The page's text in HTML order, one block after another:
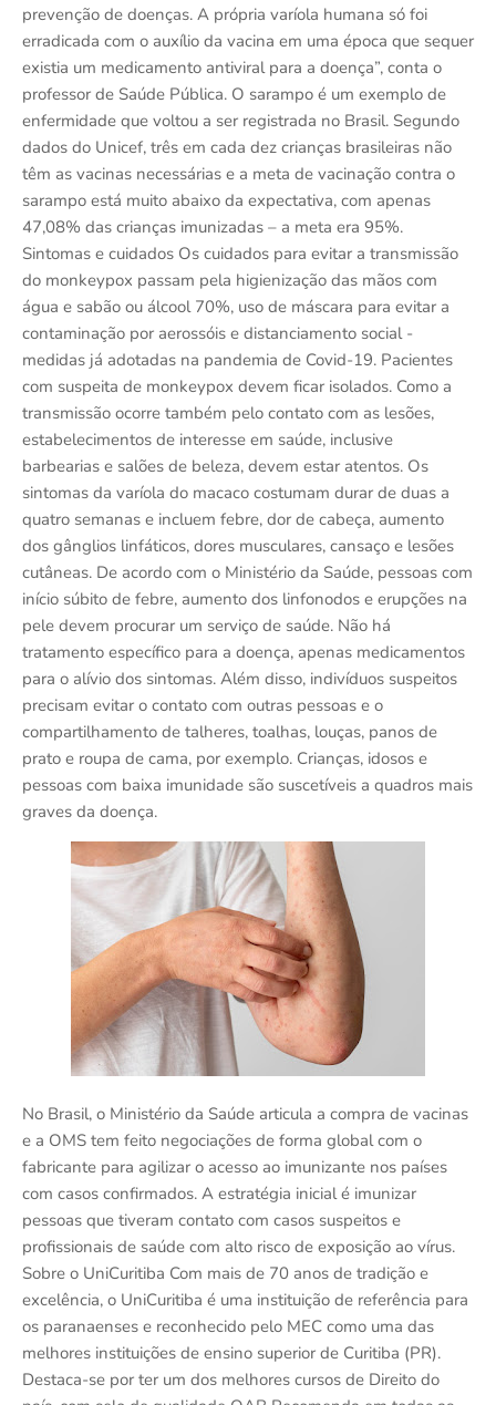
prevenção de doenças. A própria varíola humana só foi
erradicada com o auxílio da vacina em uma época que sequer
existia um medicamento antiviral para a doença”, conta o
professor de Saúde Pública. O sarampo é um exemplo de
enfermidade que voltou a ser registrada no Brasil. Segundo
dados do Unicef, três em cada dez crianças brasileiras não
têm as vacinas necessárias e a meta de vacinação contra o
sarampo está muito abaixo da expectativa, com apenas
47,08% das crianças imunizadas – a meta era 95%.
Sintomas e cuidados Os cuidados para evitar a transmissão
do monkeypox passam pela higienização das mãos com
água e sabão ou álcool 70%, uso de máscara para evitar a
contaminação por aerossóis e distanciamento social -
medidas já adotadas na pandemia de Covid-19. Pacientes
com suspeita de monkeypox devem ficar isolados. Como a
transmissão ocorre também pelo contato com as lesões,
estabelecimentos de interesse em saúde, inclusive
barbearias e salões de beleza, devem estar atentos. Os
sintomas da varíola do macaco costumam durar de duas a
quatro semanas e incluem febre, dor de cabeça, aumento
dos gânglios linfáticos, dores musculares, cansaço e lesões
cutâneas. De acordo com o Ministério da Saúde, pessoas com
início súbito de febre, aumento dos linfonodos e erupções na
pele devem procurar um serviço de saúde. Não há
tratamento específico para a doença, apenas medicamentos
para o alívio dos sintomas. Além disso, indivíduos suspeitos
precisam evitar o contato com outras pessoas e o
compartilhamento de talheres, toalhas, louças, panos de
prato e roupa de cama, por exemplo. Crianças, idosos e
pessoas com baixa imunidade são suscetíveis a quadros mais
graves da doença.
No Brasil, o Ministério da Saúde articula a compra de vacinas
e a OMS tem feito negociações de forma global com o
fabricante para agilizar o acesso ao imunizante nos países
com casos confirmados. A estratégia inicial é imunizar
pessoas que tiveram contato com casos suspeitos e
profissionais de saúde com alto risco de exposição ao vírus.
Sobre o UniCuritiba Com mais de 70 anos de tradição e
excelência, o UniCuritiba é uma instituição de referência para
os paranaenses e reconhecido pelo MEC como uma das
melhores instituições de ensino superior de Curitiba (PR).
Destaca-se por ter um dos melhores cursos de Direito do